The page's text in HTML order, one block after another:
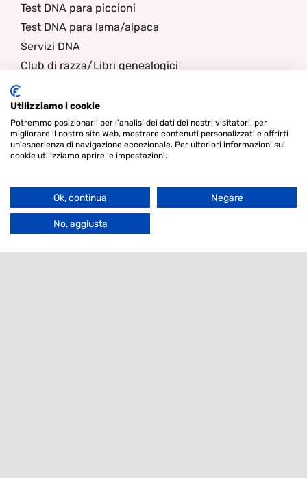
Test DNA para piccioni
Test DNA para lama/alpaca
Servizi DNA
Club di razza/Libri genealogici
Notizia
Contatti
Sono interessato a
Utilizziamo i cookie
Potremmo posizionarli per l'analisi dei dati dei nostri visitatori, per
migliorare il nostro sito Web, mostrare contenuti personalizzati e offrirti
un'esperienza di navigazione eccezionale. Per ulteriori informazioni sui
cookie utilizziamo aprire le impostazioni.
Ok, continua Negare
No, aggiusta